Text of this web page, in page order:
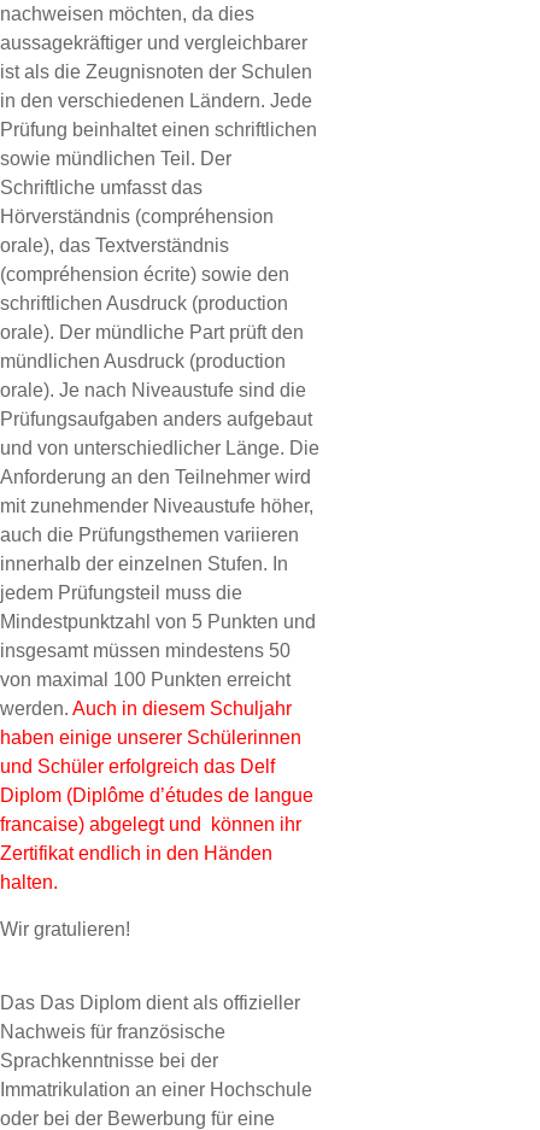
nachweisen möchten, da dies
aussagekräftiger und vergleichbarer
ist als die Zeugnisnoten der Schulen
in den verschiedenen Ländern. Jede
Prüfung beinhaltet einen schriftlichen
sowie mündlichen Teil. Der
Schriftliche umfasst das
Hörverständnis (compréhension
orale), das Textverständnis
(compréhension écrite) sowie den
schriftlichen Ausdruck (production
orale). Der mündliche Part prüft den
mündlichen Ausdruck (production
orale). Je nach Niveaustufe sind die
Prüfungsaufgaben anders aufgebaut
und von unterschiedlicher Länge. Die
Anforderung an den Teilnehmer wird
mit zunehmender Niveaustufe höher,
auch die Prüfungsthemen variieren
innerhalb der einzelnen Stufen. In
jedem Prüfungsteil muss die
Mindestpunktzahl von 5 Punkten und
insgesamt müssen mindestens 50
von maximal 100 Punkten erreicht
werden. Auch in diesem Schuljahr
haben einige unserer Schülerinnen
und Schüler erfolgreich das Delf
Diplom (Diplôme d’études de langue
francaise) abgelegt und können ihr
Zertifikat endlich in den Händen
halten.
Wir gratulieren!
Das Das Diplom dient als offizieller
Nachweis für französische
Sprachkenntnisse bei der
Immatrikulation an einer Hochschule
oder bei der Bewerbung für eine